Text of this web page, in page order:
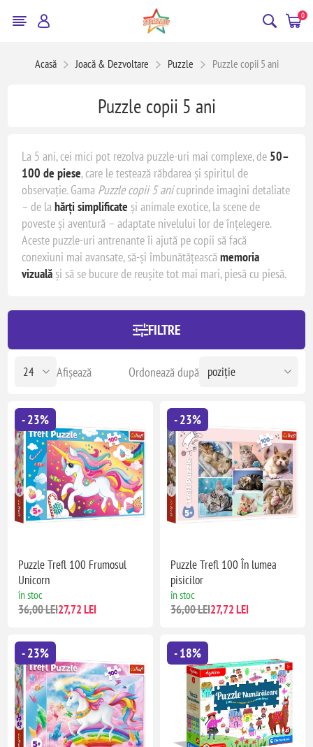
0
Acasă Joacă & Dezvoltare Puzzle Puzzle copii 5 ani
Puzzle copii 5 ani
La 5 ani, cei mici pot rezolva puzzle-uri mai complexe, de 50–
100 de piese, care le testează răbdarea și spiritul de
observație. Gama Puzzle copii 5 anicuprinde imagini detaliate
– de lahărți simplificate și animale exotice, la scene de
poveste și aventură – adaptate nivelului lor de înțelegere.
Aceste puzzle-uri antrenante îi ajută pe copii să facă
conexiuni mai avansate, să-și îmbunătățeascămemoria
vizuală și să se bucure de reușite tot mai mari, piesă cu piesă.
FILTRE
Ordonează după
Afișează
- 23%
Puzzle Trefl 100 Frumosul
Unicorn
în stoc
36,00 LEI27,72 LEI
- 23%
Puzzle Trefl 100 În lumea
pisicilor
în stoc
36,00 LEI27,72 LEI
- 23% - 18%